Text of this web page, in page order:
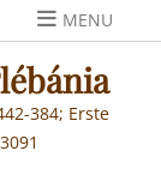
MENU
384; Erste